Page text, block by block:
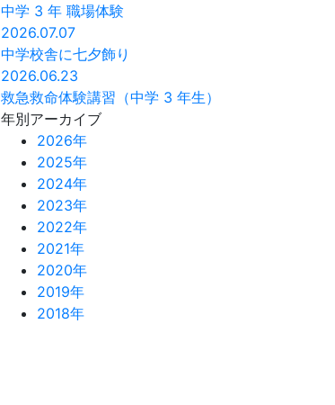
中学 3 年 職場体験
2026.07.07
中学校舎に七夕飾り
2026.06.23
救急救命体験講習（中学 3 年生）
年別アーカイブ
2026年
2025年
2024年
2023年
2022年
2021年
2020年
2019年
2018年